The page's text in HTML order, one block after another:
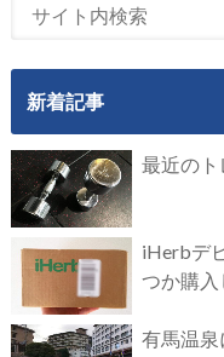
新着記事
最近のト
iHerbデ
つか購入
有馬温